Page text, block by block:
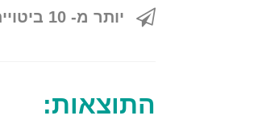
יותר מ- 10 ביטויים בעמוד הראשון בגוגל!
התוצאות: